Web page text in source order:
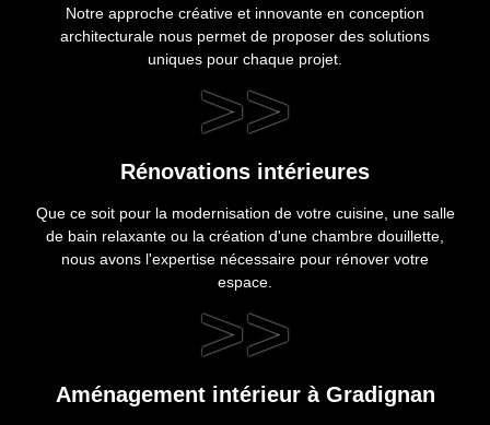
Notre approche créative et innovante en conception
architecturale nous permet de proposer des solutions
uniques pour chaque projet.
>>
Rénovations intérieures
Que ce soit pour la modernisation de votre cuisine, une salle
de bain relaxante ou la création d'une chambre douillette,
nous avons l'expertise nécessaire pour rénover votre
espace.
>>
Aménagement intérieur à Gradignan